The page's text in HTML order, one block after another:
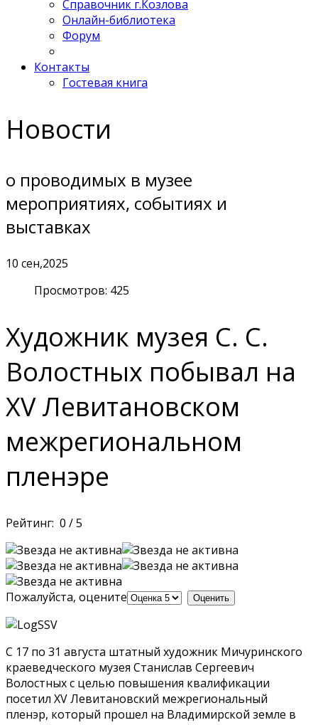
Справочник г.Козлова
Онлайн-библиотека
Форум
Контакты
Гостевая книга
Новости
о проводимых в музее
мероприятиях, событиях и
выставках
10 сен,2025
Просмотров: 425
Художник музея С. С.
Волостных побывал на
XV Левитановском
межрегиональном
пленэре
Рейтинг: 0 /5
Пожалуйста, оцените
С 17 по 31 августа штатный художник Мичуринского
краеведческого музея Станислав Сергеевич
Волостных с целью повышения квалификации
посетил XV Левитановский межрегиональный
пленэр, который прошел на Владимирской земле в